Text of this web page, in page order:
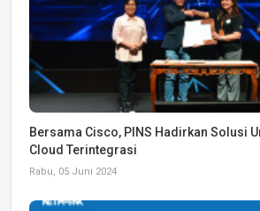
Bersama Cisco, PINS Hadirkan Solusi
Cloud Terintegrasi
Rabu, 05 Juni 2024